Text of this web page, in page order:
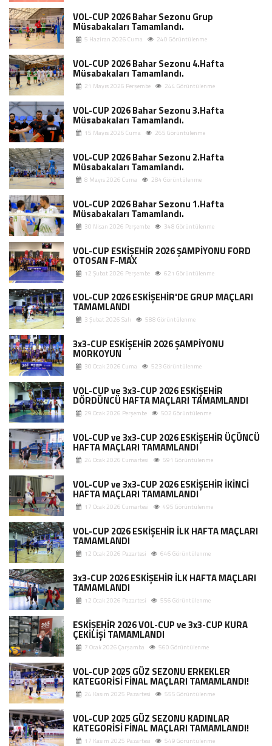
VOL-CUP 2026 Bahar Sezonu Grup
Müsabakaları Tamamlandı.
5 Haziran 2026 Cuma 240 Görüntülenme
VOL-CUP 2026 Bahar Sezonu 4.Hafta
Müsabakaları Tamamlandı.
21 Mayıs 2026 Perşembe 244 Görüntülenme
VOL-CUP 2026 Bahar Sezonu 3.Hafta
Müsabakaları Tamamlandı.
15 Mayıs 2026 Cuma 265 Görüntülenme
VOL-CUP 2026 Bahar Sezonu 2.Hafta
Müsabakaları Tamamlandı.
8 Mayıs 2026 Cuma 284 Görüntülenme
VOL-CUP 2026 Bahar Sezonu 1.Hafta
Müsabakaları Tamamlandı.
30 Nisan 2026 Perşembe 348 Görüntülenme
VOL-CUP ESKİŞEHİR 2026 ŞAMPİYONU FORD
OTOSAN F-MAX
12 Şubat 2026 Perşembe 621 Görüntülenme
VOL-CUP 2026 ESKİŞEHİR'DE GRUP MAÇLARI
TAMAMLANDI
3 Şubat 2026 Salı 588 Görüntülenme
3x3-CUP ESKİŞEHİR 2026 ŞAMPİYONU
MORKOYUN
30 Ocak 2026 Cuma 523 Görüntülenme
VOL-CUP ve 3x3-CUP 2026 ESKİŞEHİR
DÖRDÜNCÜ HAFTA MAÇLARI TAMAMLANDI
29 Ocak 2026 Perşembe 502 Görüntülenme
VOL-CUP ve 3x3-CUP 2026 ESKİŞEHİR ÜÇÜNCÜ
HAFTA MAÇLARI TAMAMLANDI
24 Ocak 2026 Cumartesi 591 Görüntülenme
VOL-CUP ve 3x3-CUP 2026 ESKİŞEHİR İKİNCİ
HAFTA MAÇLARI TAMAMLANDI
17 Ocak 2026 Cumartesi 495 Görüntülenme
VOL-CUP 2026 ESKİŞEHİR İLK HAFTA MAÇLARI
TAMAMLANDI
12 Ocak 2026 Pazartesi 646 Görüntülenme
3x3-CUP 2026 ESKİŞEHİR İLK HAFTA MAÇLARI
TAMAMLANDI
12 Ocak 2026 Pazartesi 556 Görüntülenme
ESKİŞEHİR 2026 VOL-CUP ve 3x3-CUP KURA
ÇEKİLİŞİ TAMAMLANDI
7 Ocak 2026 Çarşamba 560 Görüntülenme
VOL-CUP 2025 GÜZ SEZONU ERKEKLER
KATEGORİSİ FİNAL MAÇLARI TAMAMLANDI!
24 Kasım 2025 Pazartesi 555 Görüntülenme
VOL-CUP 2025 GÜZ SEZONU KADINLAR
KATEGORİSİ FİNAL MAÇLARI TAMAMLANDI!
17 Kasım 2025 Pazartesi 549 Görüntülenme